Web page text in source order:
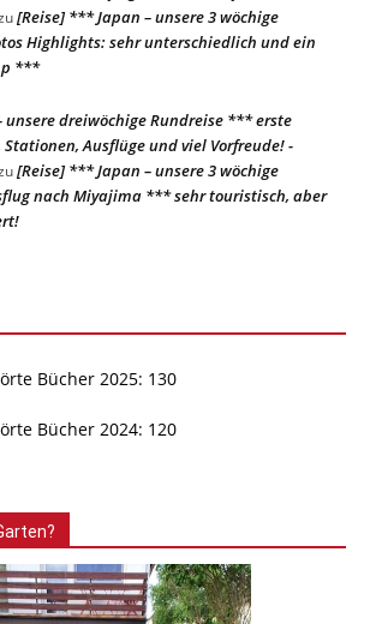
[Reise] *** Japan – unsere 3 wöchige
Highlights: sehr unterschiedlich und ein
***
unsere dreiwöchige Rundreise *** erste
Stationen, Ausflüge und viel Vorfreude! -
[Reise] *** Japan – unsere 3 wöchige
nach Miyajima *** sehr touristisch, aber
Bücher 2025: 130
Bücher 2024: 120